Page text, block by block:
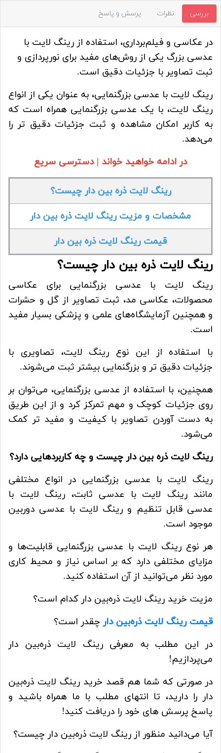
دوربین
بله
بررسی نظرات پرسش و پاسخ
در عکاسی و فیلم‌برداری، استفاده از رینگ لایت با
عدسی بزرگ یکی از روش‌های مفید برای نورپردازی و
ثبت تصاویر با جزئیات دقیق است.
رینگ لایت با عدسی بزرگنمایی، به عنوان یکی از انواع
رینگ لایت، با یک عدسی بزرگنمایی همراه است که
به کاربر امکان مشاهده و ثبت جزئیات دقیق تر را
می‌دهد.
در ادامه خواهید خواند | دسترسی سریع
رینگ لایت ذره بین دار چیست؟
مشخصات و مزیت رینگ لایت ذره بین دار
قیمت رینگ لایت ذره بین دار
رینگ لایت ذره بین دار چیست؟
رینگ لایت با عدسی بزرگنمایی برای عکاسی
محصولات، عکاسی مد، ثبت تصاویر از گل و حشرات
و همچنین آزمایشگاه‌های علمی و پزشکی بسیار مفید
است.
با استفاده از این نوع رینگ لایت، تصاویری با
جزئیات دقیق تر و بزرگنمایی بیشتر ثبت می‌شوند.
همچنین، با استفاده از عدسی بزرگنمایی، می‌توان بر
روی جزئیات کوچک و مهم تمرکز کرد و از این طریق
به دست آوردن تصاویر با کیفیت و مفید تر کمک
می‌شود.
رینگ لایت ذره‌ بین دار چیست و چه کاربردهایی دارد؟
رینگ لایت با عدسی بزرگنمایی در انواع مختلفی
مانند رینگ لایت با عدسی ثابت، رینگ لایت با
عدسی قابل تنظیم و رینگ لایت با عدسی دوربین
موجود است.
هر نوع رینگ لایت با عدسی بزرگنمایی قابلیت‌ها و
مزایای مختلفی دارد که بر اساس نیاز و محیط کاری
مورد نظر می‌توانید از آن استفاده کنید.
مزیت خرید رینگ لایت ذره‌بین دار کدام است؟
قیمت رینگ لایت ذره‌بین دار چقدر است؟
در این مطلب به معرفی رینگ لایت ذره‌بین دار
می‌پردازیم!
در صورتی که شما هم قصد خرید رینگ لایت ذره‌بین
دار را دارید، تا انتهای مطلب با ما همراه باشید و
پاسخ پرسش های خود را دریافت کنید!
آیا می‌دانید منظور از رینگ لایت ذره‌بین دار چیست؟